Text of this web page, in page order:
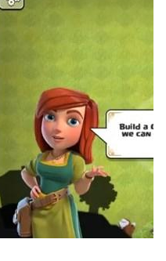
게임의 재미와 콘텐츠
릭터, 아이템, 이벤트 등이
경험을 제공합니다. 최신
된 사항은 다음과 같습니
와 장애물을 가진 레벨이
공합니다.
운 고양이 캐릭터와 업
레이어가 자신만의 캐
니다.